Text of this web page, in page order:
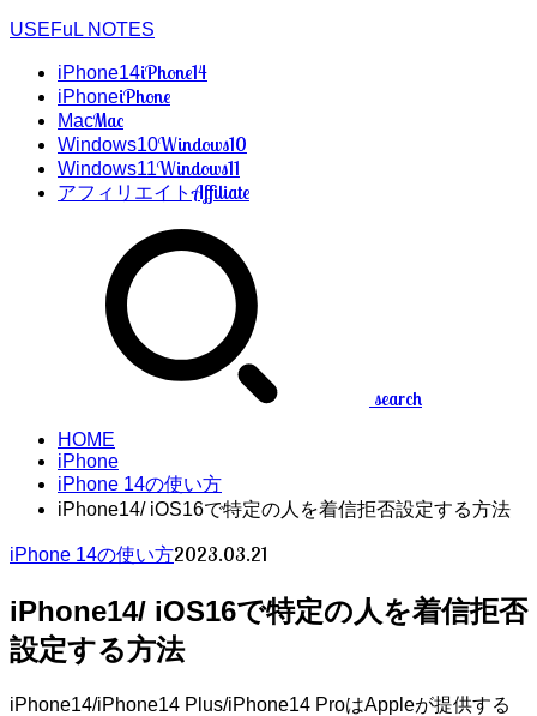
USEFuL NOTES
iPhone14iPhone14
iPhoneiPhone
MacMac
Windows10Windows10
Windows11Windows11
アフィリエイトAffiliate
search
HOME
iPhone
iPhone 14の使い方
iPhone14/ iOS16で特定の人を着信拒否設定する方法
iPhone 14の使い方2023.03.21
iPhone14/ iOS16で特定の人を着信拒否
設定する方法
iPhone14/iPhone14 Plus/iPhone14 ProはAppleが提供する